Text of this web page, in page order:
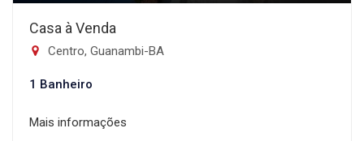
Casa à Venda
Centro, Guanambi-BA
1 Banheiro
Mais informações